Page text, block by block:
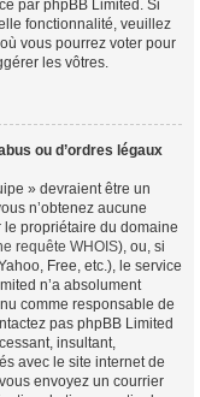
par phpBB Limited. Si
fonctionnalité, veuillez
vous pourrez voter pour
les vôtres.
ou d’ordres légaux
» devraient être un
n’obtenez aucune
propriétaire du domaine
requête WHOIS), ou, si
Free, etc.), le service
n’a absolument
comme responsable de
pas phpBB Limited
insultant,
avec le site internet de
envoyez un courrier